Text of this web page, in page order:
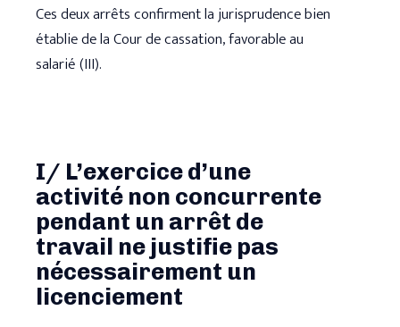
Ces deux arrêts confirment la jurisprudence bien
établie de la Cour de cassation, favorable au
salarié (III).
I/ L’exercice d’une
activité non concurrente
pendant un arrêt de
travail ne justifie pas
nécessairement un
licenciement